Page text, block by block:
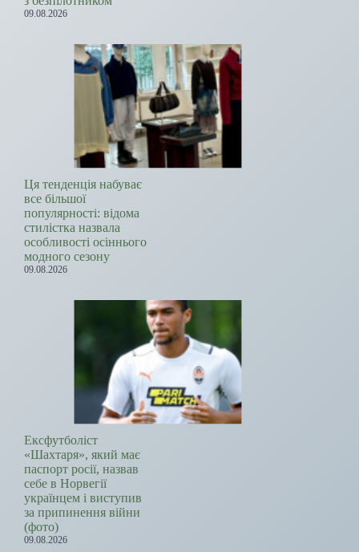
09.08.2026
Ця тенденція набуває
все більшої
популярності: відома
стилістка назвала
особливості осіннього
модного сезону
09.08.2026
Ексфутболіст
«Шахтаря», який має
паспорт росії, назвав
себе в Норвегії
українцем і виступив
за припинення війни
(фото)
09.08.2026